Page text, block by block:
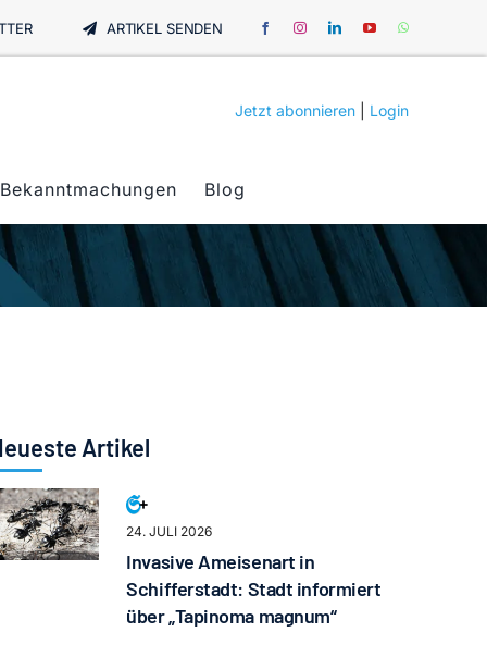
ARTIKEL SENDEN
Jetzt abonnieren Login
Bekanntmachungen Blog
Artikel
24. JULI 2026
Invasive Ameisenart in
Schifferstadt: Stadt informiert
über „Tapinoma magnum“